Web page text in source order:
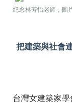
紀念林芳怡老師；圖
把建築與社會
台灣女建築家